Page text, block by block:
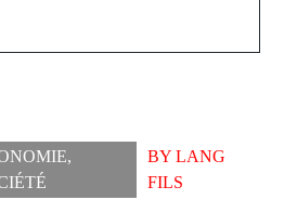
,
BY LANG
FILS